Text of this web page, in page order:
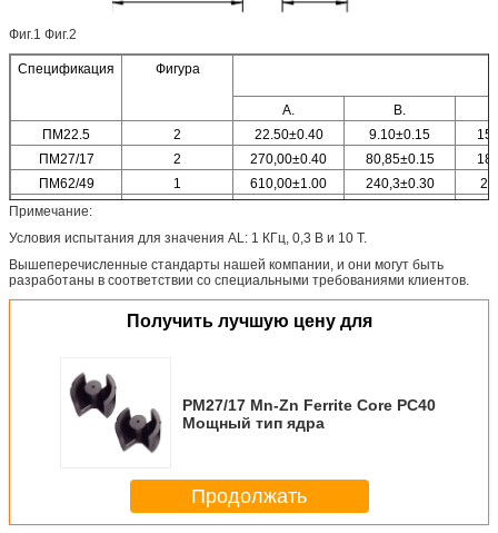
Фиг.1 Фиг.2
Спецификация Фигура
А.
В.
ПМ22.5
2 22.50±0.40 9.10±0.15
ПМ27/17
2 270,00±0.40 80,85±0.15
ПМ62/49
1 610,00±1.00 240,3±0.30
ПМ74/59
Примечание:
Условия испытания для значения AL: 1 КГц, 0,3 В и 10 Т.
Вышеперечисленные стандарты нашей компании, и они могут быть
разработаны в соответствии со специальными требованиями клиентов.
Получить лучшую цену для
PM27/17 Mn-Zn Ferrite Core PC40
Мощный тип ядра
Продолжать